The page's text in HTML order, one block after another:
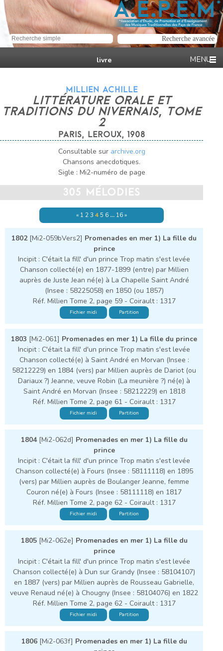
livre
MILLIEN ACHILLE
LITTÉRATURE ORALE ET
TRADITIONS DU NIVERNAIS, TOME
2
PARIS, LEROUX, 1908
Consultable sur archive.org
Chansons anecdotiques.
Sigle : Mi2-numéro de page
305 MÉLODIES
« 1 23 45 6 … 16»
1802[Mi2-059bVers2] Promenades en mer 1) La fille du
prince
Incipit : C'était la fill' d'un prince Trop matin s'est levée
Chanson collecté(e) en 1877-1899 (entre) par Millien
auprès de Juste Jean né(e) à La Chapelle Saint André
(Insee : 58225058) en 1850 (ou 1857)
Réf. Millien Tome 2, page 59 - Coirault : 1317
Fichier midi Partition
1803 [Mi2-061] Promenades en mer 1) La fille du prince
Incipit : C'était la fill' d'un prince Trop matin s'est levée
Chanson collecté(e) à Saint André en Morvan (Insee :
58212229) en 1884 (vers) par Millien auprès de Dariot (ou
Dariaux ?) Jeanne, veuve Robin (La meunière ?) né(e) à
Saint André en Morvan (Insee : 58212229) en 1818
Réf. Millien Tome 2, page 61 - Coirault : 1317
Fichier midi Partition
1804[Mi2-062d] Promenades en mer 1) La fille du
prince
Incipit : C'était la fill' d'un prince Trop matin s'est levée
Chanson collecté(e) à Fours (Insee : 58111118) en 1895
(vers) par Millien auprès de Boulanger Jeanne, femme
Couron né(e) à Fours (Insee : 58111118) en 1817
Réf. Millien Tome 2, page 62 - Coirault : 1317
Fichier midi Partition
1805[Mi2-062e] Promenades en mer 1) La fille du
prince
Incipit : C'était la fill' d'un prince Trop matin s'est levée
Chanson collecté(e) à Dun sur Grandy (Insee : 58104107)
en 1887 (vers) par Millien auprès de Rousseau Gabrielle,
veuve Renaud né(e) à Chougny (Insee : 58104076) en 1822
Réf. Millien Tome 2, page 62 - Coirault : 1317
Fichier midi Partition
1806[Mi2-063f] Promenades en mer 1) La fille du